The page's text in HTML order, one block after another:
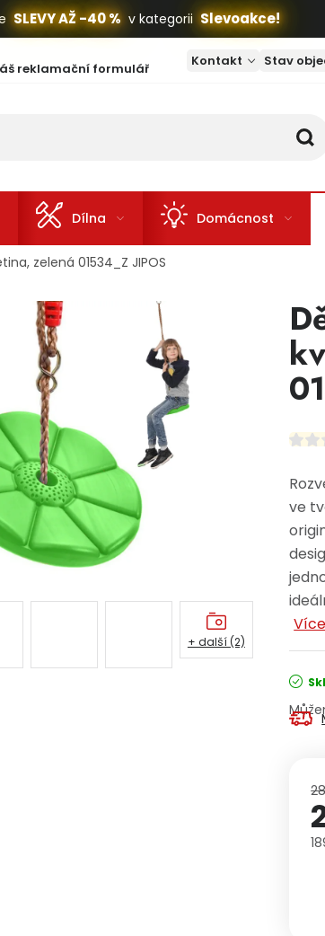
SLEVY AŽ -40 % v kategorii Slevoakce!
reklamační formulář Kontakt Stav
Dílna Domácnost
zelená 01534_Z JIPOS
ve
+ další (2)